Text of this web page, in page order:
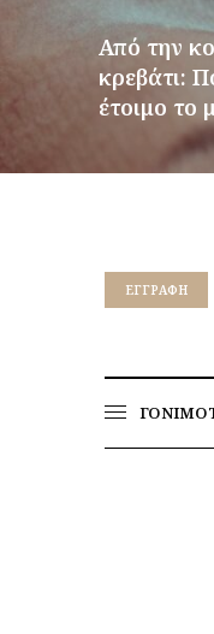
Από την
κρεβάτι:
έτοιμο το
EΓΓΡΑΦΉ